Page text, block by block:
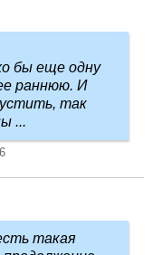
бы еще одну
раннюю. И
так
...
такая